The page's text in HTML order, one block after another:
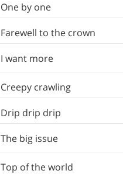
One by one
Farewell to the crown
I want more
Creepy crawling
Drip drip drip
The big issue
Top of the world